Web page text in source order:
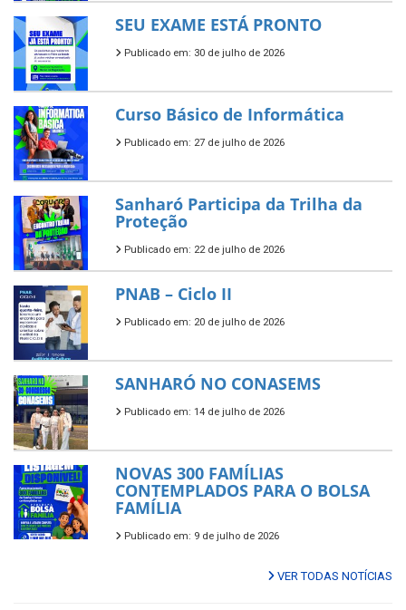
SEU EXAME ESTÁ PRONTO
Publicado em: 30 de julho de 2026
Curso Básico de Informática
Publicado em: 27 de julho de 2026
Sanharó Participa da Trilha da
Proteção
Publicado em: 22 de julho de 2026
PNAB – Ciclo II
Publicado em: 20 de julho de 2026
SANHARÓ NO CONASEMS
Publicado em: 14 de julho de 2026
NOVAS 300 FAMÍLIAS
CONTEMPLADOS PARA O BOLSA
FAMÍLIA
Publicado em: 9 de julho de 2026
VER TODAS NOTÍCIAS